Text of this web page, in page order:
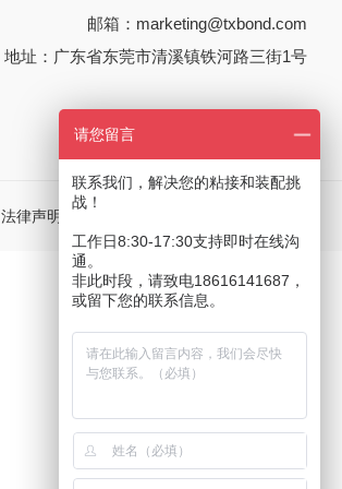
邮箱： marketing@txbond.com
地址：广东省东莞市清溪镇铁河路三街1号
法律声明
请您留言
联系我们，解决您的粘接和装配挑
战！
工作日8:30-17:30支持即时在线沟
通。
非此时段，请致电18616141687，
或留下您的联系信息。